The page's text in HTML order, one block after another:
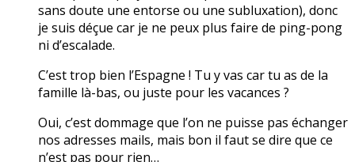
sans doute une entorse ou une subluxation), donc
je suis déçue car je ne peux plus faire de ping-pong
ni d’escalade.
C’est trop bien l’Espagne ! Tu y vas car tu as de la
famille là-bas, ou juste pour les vacances ?
Oui, c’est dommage que l’on ne puisse pas échanger
nos adresses mails, mais bon il faut se dire que ce
n’est pas pour rien…